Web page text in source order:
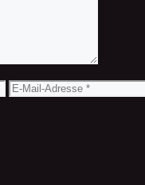
E-
Mail-